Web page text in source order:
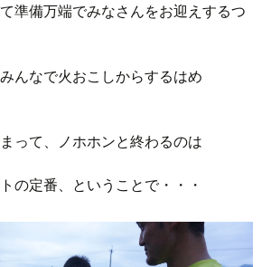
準備万端でみなさんをお迎えするつ
んなで火おこしからするはめ
って、ノホホンと終わるのは
の定番、ということで・・・